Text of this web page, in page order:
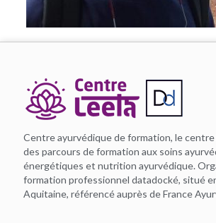
Centre ayurvédique de formation, le
des parcours de formation aux soins
énergétiques et nutrition ayurvédique.
formation professionnel datadocké, situé
Aquitaine, référencé auprès de France